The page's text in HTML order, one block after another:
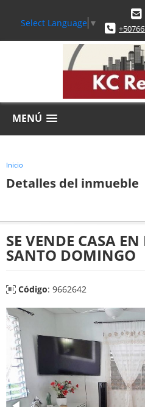
Select Language ▼
MENÚ
Inicio
Detalles del inmueble
SE VENDE CASA
SANTO DOMINGO
Código: 9662642